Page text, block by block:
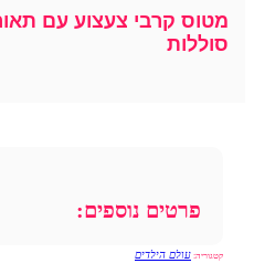
מטוס קרבי צעצוע עם
סוללות
פרטים נוספים:
קטגוריה: עולם הילדים